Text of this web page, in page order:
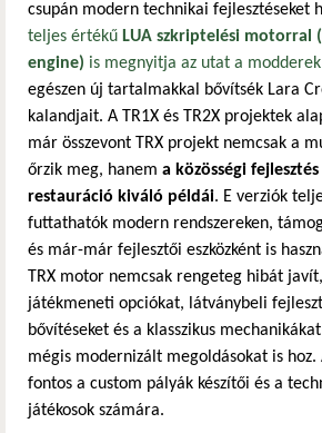
csupán modern technikai fejlesztéseket
teljes értékű LUA szkriptelési motorral
engine) is megnyitja az utat a
egészen új tartalmakkal bővítsék Lara
kalandjait. A TR1X és TR2X projektek
már összevont TRX projekt nemcsak a
őrzik meg, hanem a közösségi
restauráció kiváló példái. E verziók
futtathatók modern rendszereken,
és már-már fejlesztői eszközként is
TRX motor nemcsak rengeteg hibát
játékmeneti opciókat, látványbeli
bővítéseket és a klasszikus
mégis modernizált megoldásokat is hoz.
fontos a custom pályák készítői és a
játékosok számára.